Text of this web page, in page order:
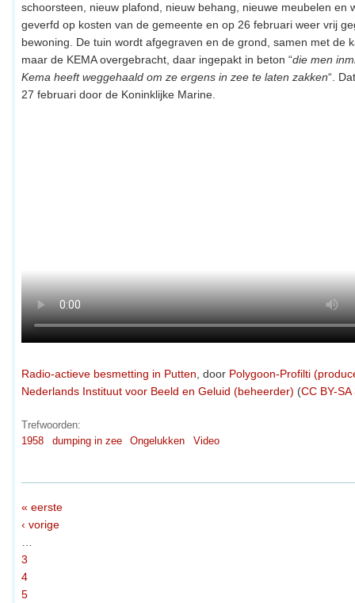
schoorsteen, nieuw plafond, nieuw behang, nieuwe meubelen en
geverfd op kosten van de gemeente en op 26 februari weer vrij
bewoning. De tuin wordt afgegraven en de grond, samen met de
maar de KEMA overgebracht, daar ingepakt in beton “die men
Kema heeft weggehaald om ze ergens in zee te laten zakken“.
27 februari door de Koninklijke Marine.
Radio-actieve besmetting in Putten , door Polygoon-Profilti
Nederlands Instituut voor Beeld en Geluid (beheerder) (CC BY-SA
Trefwoorden:
1958
dumping in zee Ongelukken Video
« eerste
‹ vorige
…
3
4
5